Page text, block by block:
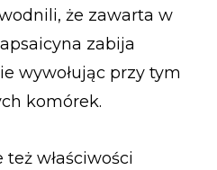
że zawarta w
zabija
wywołując przy tym
komórek.
właściwości